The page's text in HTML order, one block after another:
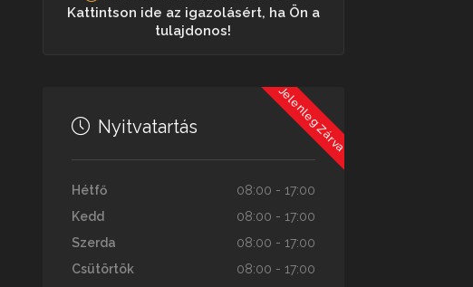
Kattintson ide az igazolásért, ha Ön a
tulajdonos!
Jelenleg Zárva
Nyitvatartás
Hétfő
08:00 - 17:00
Kedd
08:00 - 17:00
Szerda
08:00 - 17:00
Csütörtök
08:00 - 17:00